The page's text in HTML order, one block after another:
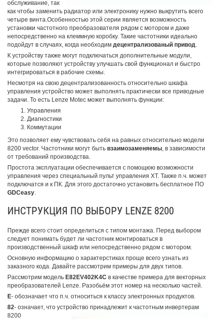
обслуживание, так
как чтобы заменить радиатор или электронику нужно выкрутить всего
четыре винта.Особенностью этой серии является возможность
установки частотного преобразователя рядом с мотором и даже
непосредственно на клеммную коробку. Такие частотники идеально
подойдут в случаях, когда необходим децентрализованый привод.
К устройству также могут подключаться дополнительные модули,
которые позволяют устройству улучшать свой функционал и быстро
интегрироваться в рабочие схемы.
Несмотря на свою децентрализованность относительно шкафа
управления устройство может выполнять практически все приводные
задачи. То есть Lenze Motec может выполнять функции:
Управления
Диагностики
Коммутации
Это позволяет ему чувствовать себя на равных относительно модели
8200 vector. Частотники могут быть взаимозаменяемы , в зависимости
от требований производства.
Простота эксплуатации обеспечивается с помощюю возможности
управления через специальный пульт управления XT. Также п.ч. может
подключатся и к ПК. Для этого достаточно установить бесплатное ПО
GDCeasy
ИНСТРУКЦИЯ ПО ВЫБОРУ LENZE 8200
Прежде всего стоит определиться с типом монтажа. Перед выбором
следует понимать будет ли частотник монтироваться в
производственный шкаф или непосредственно рядом с мотором.
Основную информацию о характерстиках проще всего узнать из
заказного кода. Давайте рассмотрим примеры для двух типов.
Рассмотрим модель E82EV402K4C в качестве примера для векторных
преобразователей Lenze. Разобьём этот номер на несколько частей.
Е- обозначает что п.ч. относиться к классу электронных продуктов.
82- означает, что устройство принадлежит к частотным инвертерам
8200